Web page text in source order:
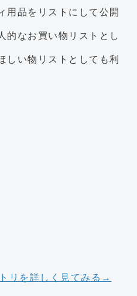
用品をリストにして公開
的なお買い物リストとし
しい物リストとしても利
リを詳しく見てみる→